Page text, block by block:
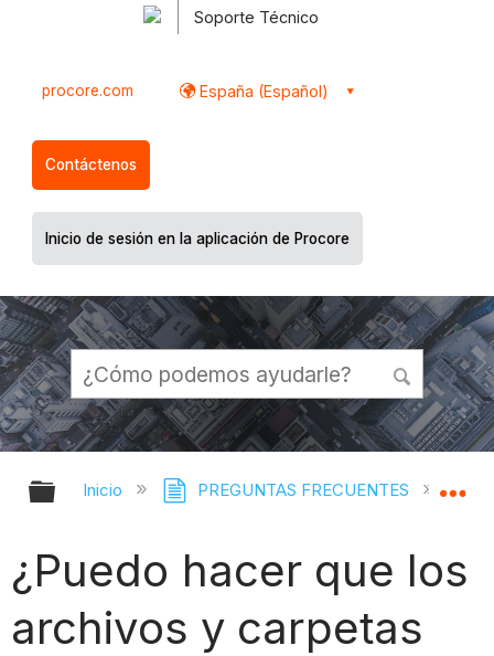
Soporte Técnico
procore.com España (Español)
Contáctenos
Inicio de sesión en la aplicación de Procore
Expandir/contraer jerarquía global
Inicio PREGUNTAS FRECUENTES
¿Puedo hacer que los
archivos y carpetas